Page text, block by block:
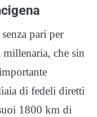
pari per
che sin
di fedeli diretti
1800 km di